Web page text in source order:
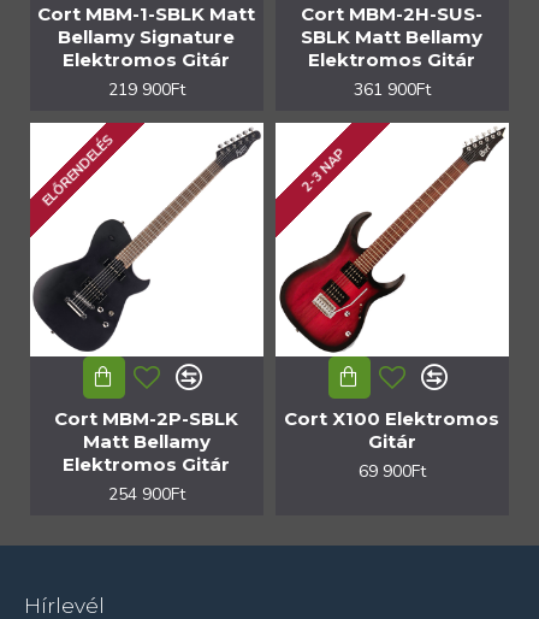
Cort MBM-1-SBLK Matt
Bellamy Signature
Elektromos Gitár
219 900Ft
Cort MBM-2H-SUS-
SBLK Matt Bellamy
Elektromos Gitár
361 900Ft
ELŐRENDELÉS
Cort MBM-2P-SBLK
Matt Bellamy
Elektromos Gitár
254 900Ft
2-3 NAP
Cort X100 Elektromos
Gitár
69 900Ft
Hírlevél